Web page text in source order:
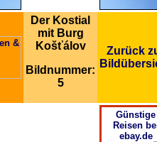
Der Kostial
mit Burg
Košťálov
Bildnummer:
5
Zurück
Günstige
Reisen
ebay.de